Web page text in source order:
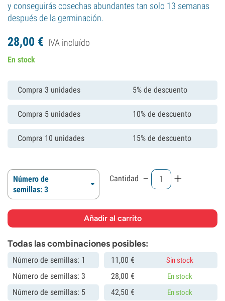
y conseguirás cosechas abundantes tan solo 13 semanas
después de la germinación.
28,00 € IVA incluído
En stock
Compra 3 unidades 5% de descuento
Compra 5 unidades 10% de descuento
Compra 10 unidades 15% de descuento
Número de
semillas: 3
Cantidad - +
Todas las combinaciones posibles:
Número de semillas: 1 11,00 € Sin stock
Número de semillas: 3 28,00 € En stock
Número de semillas: 5 42,50 € En stock